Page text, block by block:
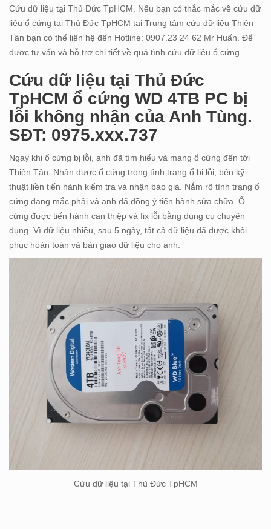
Cứu dữ liệu tại Thủ Đức TpHCM. Nếu bạn có thắc mắc về cứu dữ
liệu ổ cứng tại Thủ Đức TpHCM tại Trung tâm cứu dữ liệu Thiên
Tân bạn có thể liên hệ đến Hotline: 0907.23 24 62 Mr Huấn. Để
được tư vấn và hỗ trợ chi tiết về quá tình cứu dữ liệu ổ cứng.
Cứu dữ liệu tại Thủ Đức
TpHCM ổ cứng WD 4TB PC bị
lỗi không nhận của Anh Tùng.
SĐT: 0975.xxx.737
Ngay khi ổ cứng bị lỗi, anh đã tìm hiểu và mang ổ cứng đến tới
Thiên Tân. Nhận được ổ cứng trong tình trạng ổ bị lỗi, bên kỹ
thuật liền tiến hành kiểm tra và nhận báo giá. Nắm rõ tình trạng ổ
cứng đang mắc phải và anh đã đồng ý tiến hành sửa chữa. Ổ
cứng được tiến hành can thiệp và fix lỗi bằng dụng cụ chuyên
dụng. Vì dữ liệu nhiều, sau 5 ngày, tất cả dữ liệu đã được khôi
phục hoàn toàn và bàn giao dữ liệu cho anh.
Cứu dữ liệu tại Thủ Đức TpHCM